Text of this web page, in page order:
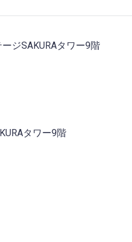
ジSAKURAタワー9階
タワー9階